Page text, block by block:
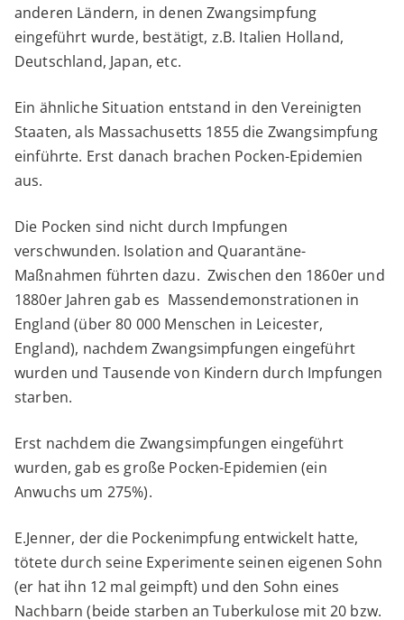
anderen Ländern, in denen Zwangsimpfung
eingeführt wurde, bestätigt, z.B. Italien Holland,
Deutschland, Japan, etc.
Ein ähnliche Situation entstand in den Vereinigten
Staaten, als Massachusetts 1855 die Zwangsimpfung
einführte. Erst danach brachen Pocken-Epidemien
aus.
Die Pocken sind nicht durch Impfungen
verschwunden. Isolation and Quarantäne-
Maßnahmen führten dazu. Zwischen den 1860er und
1880er Jahren gab es Massendemonstrationen in
England (über 80 000 Menschen in Leicester,
England), nachdem Zwangsimpfungen eingeführt
wurden und Tausende von Kindern durch Impfungen
starben.
Erst nachdem die Zwangsimpfungen eingeführt
wurden, gab es große Pocken-Epidemien (ein
Anwuchs um 275%).
E.Jenner, der die Pockenimpfung entwickelt hatte,
tötete durch seine Experimente seinen eigenen Sohn
(er hat ihn 12 mal geimpft) und den Sohn eines
Nachbarn (beide starben an Tuberkulose mit 20 bzw.